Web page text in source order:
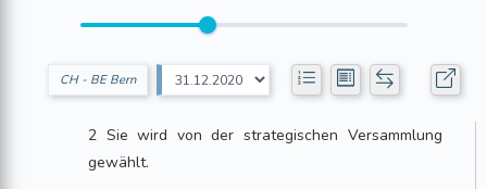
CH - BE Bern
2 Sie wird von der strategischen Versammlung
gewählt.